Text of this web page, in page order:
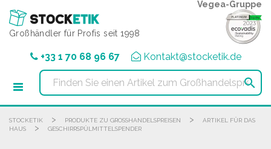
Großhändler für Profis seit 1998
Vegea-Gruppe
+33 1 70 68 96 67 Kontakt@stocketik.de

STOCKETIK > PRODUKTE ZU GROSSHANDELSPREISEN >
ARTIKEL FÜR DAS
HAUS
> GESCHIRRSPÜLMITTELSPENDER